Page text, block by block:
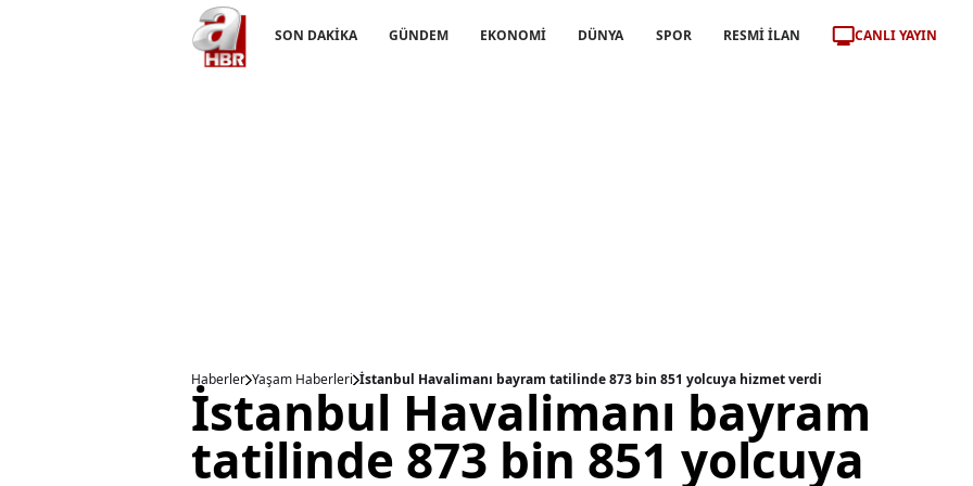
SON DAKİKA GÜNDEM EKONOMİ DÜNYA SPOR RESMİ İLAN CANLI YAYIN
Haberler Yaşam Haberleri İstanbul Havalimanı bayram tatilinde 873 bin 851 yolcuya hizmet verdi
İstanbul Havalimanı bayram
tatilinde 873 bin 851 yolcuya